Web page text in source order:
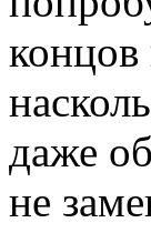
даже
не